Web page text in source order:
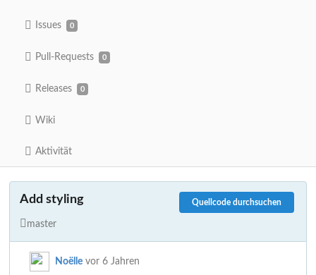
Issues 0
Pull-Requests 0
Releases 0
Wiki
Aktivität
Quellcode durchsuchen
Add styling
master
Noëlle vor 6 Jahren